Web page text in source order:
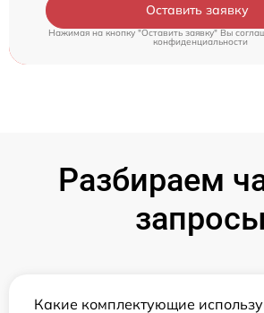
Оставить заявку
Нажимая на кнопку "Оставить заявку" Вы
конфиденциальности
Разбираем
запросы
Какие комплектующие